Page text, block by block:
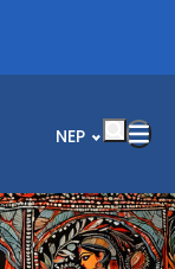
भाषा चयन गर्नुहोस्
NEP